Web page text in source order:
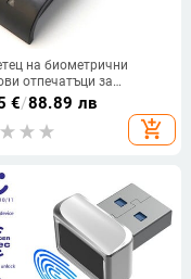
на биометрични
отпечатъци за
- Сигурно влизане с
€/88.89 лв
add_shopping_cart